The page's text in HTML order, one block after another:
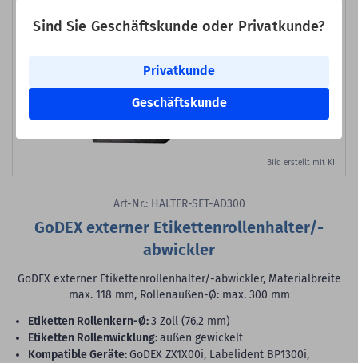
Sind Sie Geschäftskunde oder Privatkunde?
Privatkunde
Geschäftskunde
Bild erstellt mit KI
Art-Nr.: HALTER-SET-AD300
GoDEX externer Etikettenrollenhalter/-
abwickler
GoDEX externer Etikettenrollenhalter/-abwickler, Materialbreite
max. 118 mm, Rollenaußen-Ø: max. 300 mm
Etiketten Rollenkern-Ø:3 Zoll (76,2 mm)
Etiketten Rollenwicklung:außen gewickelt
Kompatible Geräte:GoDEX ZX1X00i, Labelident BP1300i,